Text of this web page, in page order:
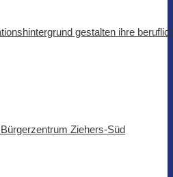
gestalten ihre
Ziehers-Süd